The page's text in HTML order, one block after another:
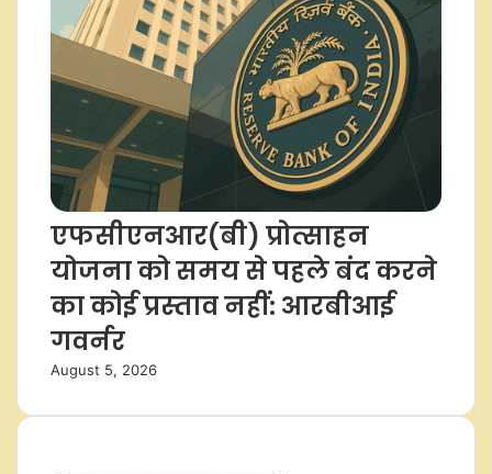
एफसीएनआर(बी) प्रोत्साहन
योजना को समय से पहले बंद करने
का कोई प्रस्ताव नहीं: आरबीआई
गवर्नर
August 5, 2026